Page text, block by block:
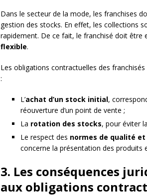
Dans le secteur de la mode, les franchises
gestion des stocks. En effet, les collections
rapidement. De ce fait, le franchisé doit être
flexible.
Les obligations contractuelles des
:
L’achat d’un stock initial,
réouverture d’un point de vente ;
La rotation des stocks, pour éviter
Le respect des normes de qualité et
concerne la présentation des produits
3. Les conséquences
aux obligations